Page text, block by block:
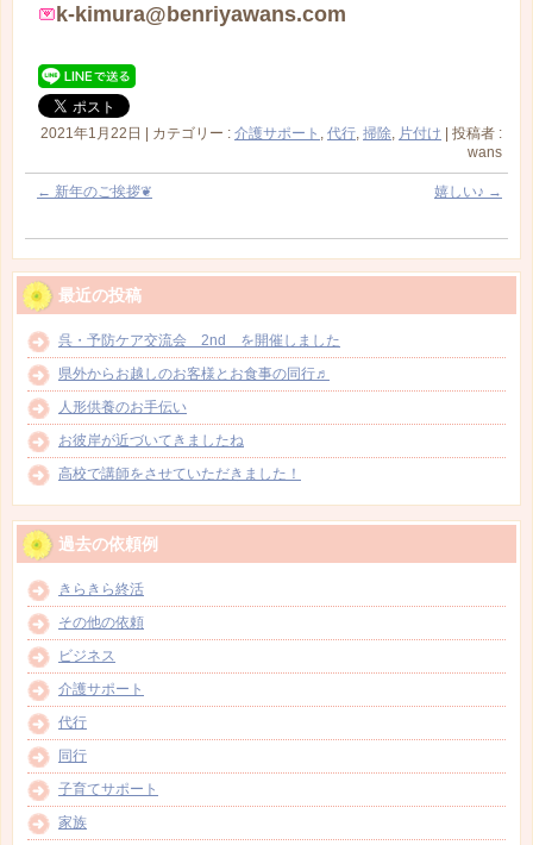
k-kimura@benriyawans.com
2021年1月22日 | カテゴリー : 介護サポート , 代行, 掃除, 片付け | 投稿者 :
wans
← 新年のご挨拶❦ 嬉しい♪ →
最近の投稿
呉・予防ケア交流会 2nd を開催しました
県外からお越しのお客様とお食事の同行♬
人形供養のお手伝い
お彼岸が近づいてきましたね
高校で講師をさせていただきました！
過去の依頼例
きらきら終活
その他の依頼
ビジネス
介護サポート
代行
同行
子育てサポート
家族